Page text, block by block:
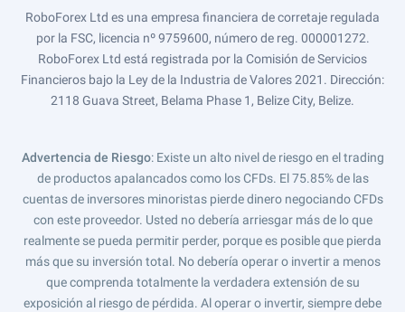
RoboForex Ltd es una empresa financiera de corretaje regulada
por la FSC, licencia nº 9759600, número de reg. 000001272.
RoboForex Ltd está registrada por la Comisión de Servicios
Financieros bajo la Ley de la Industria de Valores 2021. Dirección:
2118 Guava Street, Belama Phase 1, Belize City, Belize.
Advertencia de Riesgo: Existe un alto nivel de riesgo en el trading
de productos apalancados como los CFDs. El 75.85% de las
cuentas de inversores minoristas pierde dinero negociando CFDs
con este proveedor. Usted no debería arriesgar más de lo que
realmente se pueda permitir perder, porque es posible que pierda
más que su inversión total. No debería operar o invertir a menos
que comprenda totalmente la verdadera extensión de su
exposición al riesgo de pérdida. Al operar o invertir, siempre debe